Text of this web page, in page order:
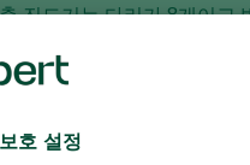
진드기는 다리가 8개이고
입니다. 수컷이 암컷보다
니다. 이들은 종종 잎맥의
투명한 흰색에서 불투명한
니다.